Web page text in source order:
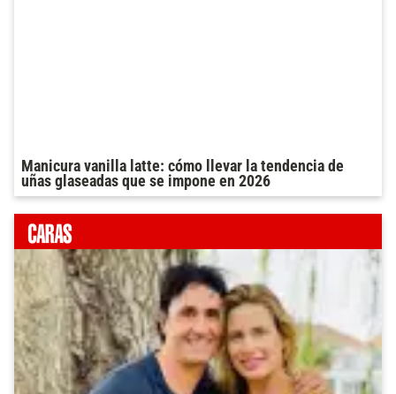
Manicura vanilla latte: cómo llevar la tendencia de
uñas glaseadas que se impone en 2026